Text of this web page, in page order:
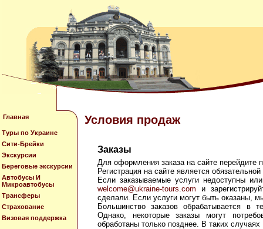
Главная
Туры по Украине
Сити-Брейки
Экскурсии
Береговые экскурсии
Автобусы И
Микроавтобусы
Трансферы
Страхование
Визовая поддержка
Условия продаж
Заказы
Для оформления заказа на сайте перейдите
Регистрация на сайте является
Если заказываемые услуги недоступны
welcome@ukraine-tours.com и
сделали. Если услуги могут быть оказаны,
Большинство заказов обрабатывается в
Однако, некоторые заказы могут
обработаны только позднее. В таких